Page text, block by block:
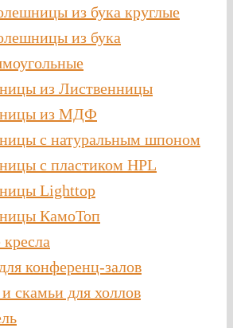
из бука круглые
из бука
из Лиственницы
из МДФ
с натуральным шпоном
c пластиком HPL
Lighttop
КамоТоп
конференц-залов
скамьи для холлов